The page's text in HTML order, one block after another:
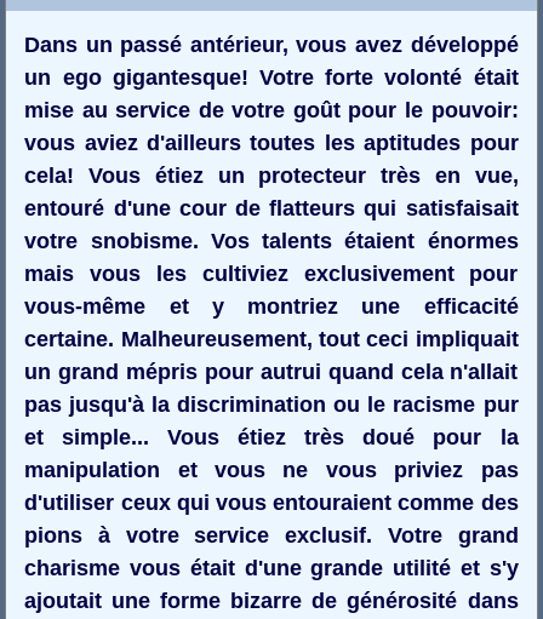
Dans un passé antérieur, vous avez développé
un ego gigantesque! Votre forte volonté était
mise au service de votre goût pour le pouvoir:
vous aviez d'ailleurs toutes les aptitudes pour
cela! Vous étiez un protecteur très en vue,
entouré d'une cour de flatteurs qui satisfaisait
votre snobisme. Vos talents étaient énormes
mais vous les cultiviez exclusivement pour
vous-même et y montriez une efficacité
certaine. Malheureusement, tout ceci impliquait
un grand mépris pour autrui quand cela n'allait
pas jusqu'à la discrimination ou le racisme pur
et simple... Vous étiez très doué pour la
manipulation et vous ne vous priviez pas
d'utiliser ceux qui vous entouraient comme des
pions à votre service exclusif. Votre grand
charisme vous était d'une grande utilité et s'y
ajoutait une forme bizarre de générosité dans